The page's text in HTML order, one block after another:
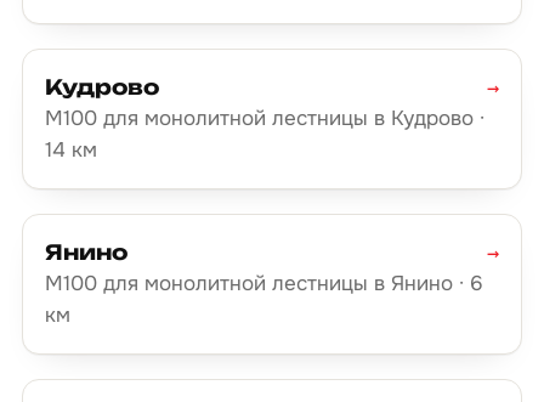
Кудрово
М100 для монолитной лестницы в Кудрово ·
14 км
→
Янино
М100 для монолитной лестницы в Янино · 6
км
→